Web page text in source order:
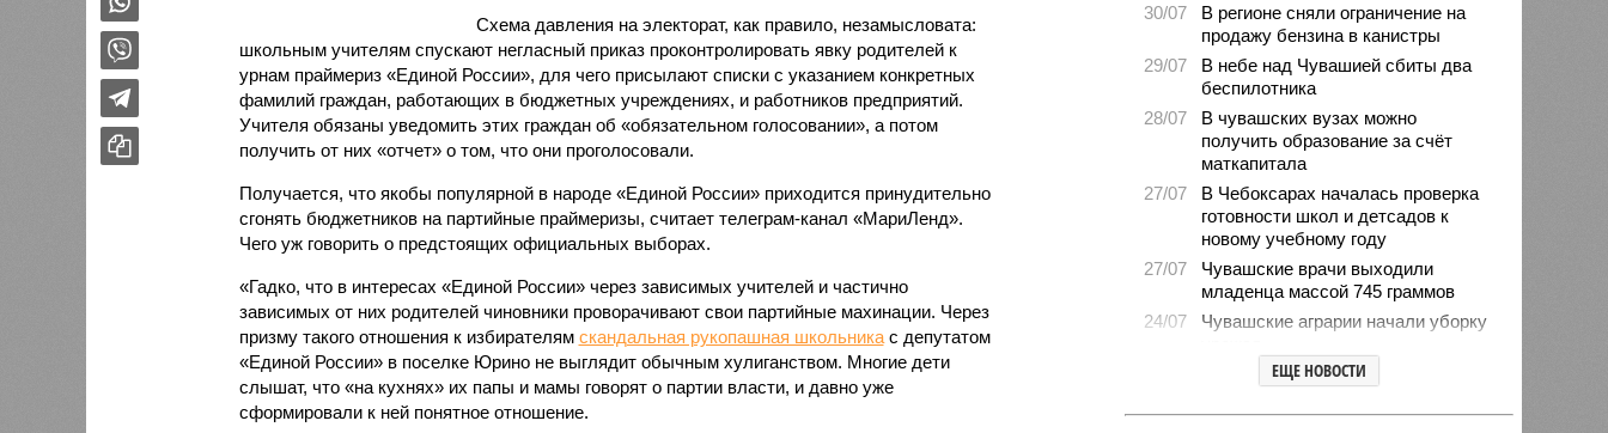
Схема давления на электорат, как правило, незамысловата:
школьным учителям спускают негласный приказ проконтролировать явку родителей к
урнам праймериз «Единой России», для чего присылают списки с указанием конкретных
фамилий граждан, работающих в бюджетных учреждениях, и работников предприятий.
Учителя обязаны уведомить этих граждан об «обязательном голосовании», а потом
получить от них «отчет» о том, что они проголосовали.
Получается, что якобы популярной в народе «Единой России» приходится принудительно
сгонять бюджетников на партийные праймеризы, считает телеграм-канал «МариЛенд».
Чего уж говорить о предстоящих официальных выборах.
«Гадко, что в интересах «Единой России» через зависимых учителей и частично
зависимых от них родителей чиновники проворачивают свои партийные махинации. Через
призму такого отношения к избирателям скандальная рукопашная школьникас депутатом
«Единой России» в поселке Юрино не выглядит обычным хулиганством. Многие дети
слышат, что «на кухнях» их папы и мамы говорят о партии власти, и давно уже
сформировали к ней понятное отношение.
30/07
В регионе сняли ограничение на
продажу бензина в канистры
29/07
В небе над Чувашией сбиты два
беспилотника
28/07
В чувашских вузах можно
получить образование за счёт
маткапитала
27/07
В Чебоксарах началась проверка
готовности школ и детсадов к
новому учебному году
27/07
Чувашские врачи выходили
младенца массой 745 граммов
24/07
Чувашские аграрии начали уборку
Минпромэнерго сообщило об
заправках
ЕЩЕ НОВОСТИ